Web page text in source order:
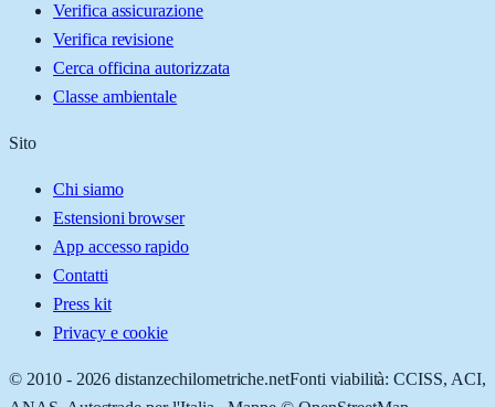
Verifica assicurazione
Verifica revisione
Cerca officina autorizzata
Classe ambientale
Sito
Chi siamo
Estensioni browser
App accesso rapido
Contatti
Press kit
Privacy e cookie
© 2010 - 2026 distanzechilometriche.netFonti viabilità: CCISS, ACI,